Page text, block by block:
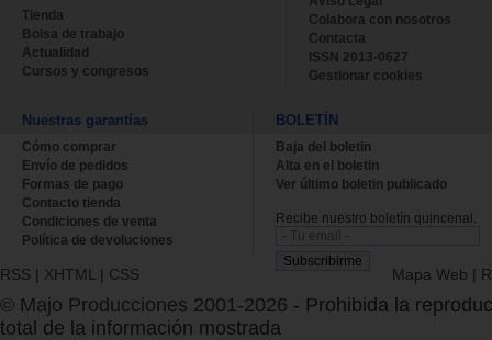
Tienda
Bolsa de trabajo
Actualidad
Cursos y congresos
Colabora con nosotros
Contacta
ISSN 2013-0627
Gestionar cookies
Nuestras garantías
Cómo comprar
Envío de pedidos
Formas de pago
Contacto tienda
Condiciones de venta
Política de devoluciones
BOLETÍN
Baja del boletin
Alta en el boletin
Ver último boletin publicado
Recibe nuestro boletín quincenal.
RSS | XHTML | CSS Mapa Web |
© Majo Producciones 2001-2026 - Prohibida la
total de la información mostrada